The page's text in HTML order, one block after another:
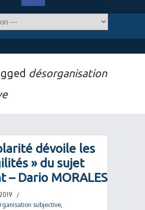
désorganisation
dévoile les
» du sujet
– Dario MORALES
/
subjective